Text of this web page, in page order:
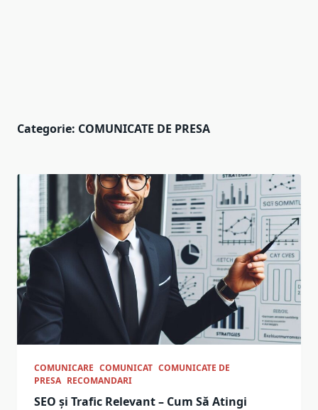
Categorie: COMUNICATE DE PRESA
COMUNICARE COMUNICAT COMUNICATE DE
PRESA RECOMANDARI
SEO și Trafic Relevant – Cum Să Atingi